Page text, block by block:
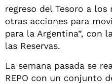
regreso del Tesoro a
otras acciones para
para la Argentina”, con
las Reservas.
La semana pasada se
REPO con un conjunto